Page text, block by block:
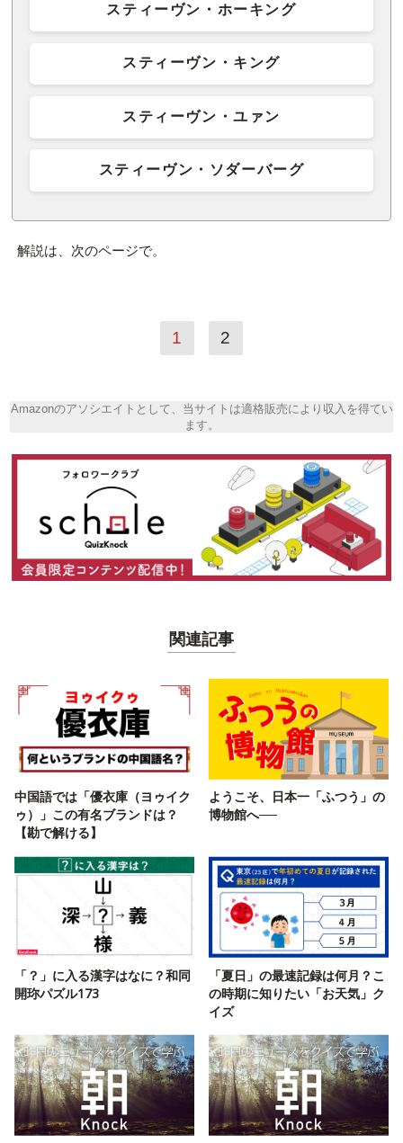
スティーヴン・ホーキング
スティーヴン・キング
スティーヴン・ユァン
スティーヴン・ソダーバーグ
解説は、次のページで。
1 2
Amazonのアソシエイトとして、当サイトは適格販売により収入を得てい
ます。
関連記事
中国語では「優衣庫（ヨゥイク
ゥ）」この有名ブランドは？
【勘で解ける】
ようこそ、日本一「ふつう」の
博物館へ──
「？」に入る漢字はなに？和同
開珎パズル173
「夏日」の最速記録は何月？こ
の時期に知りたい「お天気」ク
イズ